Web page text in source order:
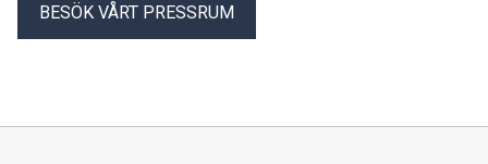
BESÖK VÅRT PRESSRUM